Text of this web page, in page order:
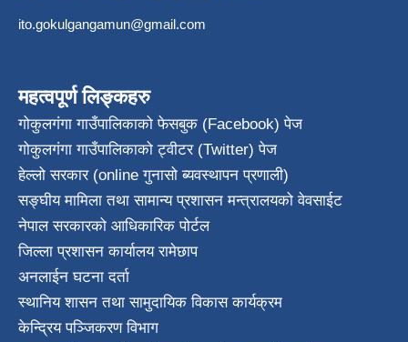
ito.gokulgangamun@gmail.com
महत्वपूर्ण लिङ्कहरु
गोकुलगंगा गाउँपालिकाको फेसबुक (Facebook) पेज
गोकुलगंगा गाउँपालिकाको ट्वीटर (Twitter) पेज
हेल्लो सरकार (online गुनासो ब्यवस्थापन प्रणाली)
सङ्घीय मामिला तथा सामान्य प्रशासन मन्त्रालयको वेवसाईट
नेपाल सरकारको आधिकारिक पोर्टल
जिल्ला प्रशासन कार्यालय रामेछाप
अनलाईन घटना दर्ता
स्थानिय शासन तथा सामुदायिक विकास कार्यक्रम
केन्द्रिय पञ्जिकरण विभाग